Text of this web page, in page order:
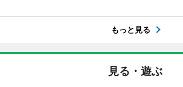
もっと見る
見る・遊ぶ